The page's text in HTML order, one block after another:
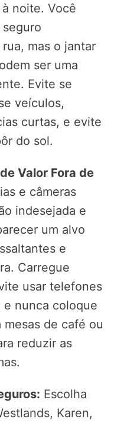
noite. Você
mas o jantar
ser uma
Evite se
veículos,
curtas, e evite
do sol.
Valor Fora de
e câmeras
indesejada e
um alvo
e
Carregue
usar telefones
e nunca coloque
de café ou
reduzir as
Escolha
Karen,